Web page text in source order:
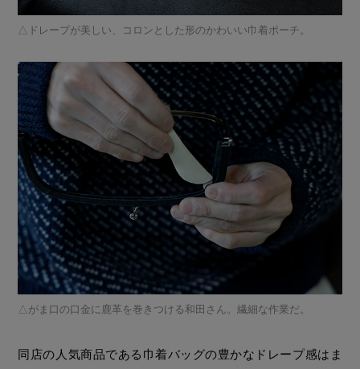
ドレープが美しい、コロンとした形のかわいい巾着ポーチ。
がま口の口金に鹿革を巻きつける和田さん。繊細な作業だ。
同店の人気商品である巾着バッグの豊かなドレープ感はま